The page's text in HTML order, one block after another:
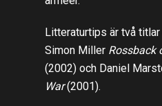
Litteraturtips är två
Simon Miller Rossback
(2002) och Daniel
War(2001).